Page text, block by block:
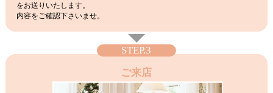
をお送りいたします。
内容をご確認下さいませ。
STEP.3
ご来店